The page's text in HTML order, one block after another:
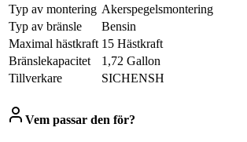
Typ av montering Akerspegelsmontering
Typ av bränsle
Bensin
Maximal hästkraft 15 Hästkraft
Bränslekapacitet
1,72 Gallon
Tillverkare
SICHENSH
Vem passar den för?